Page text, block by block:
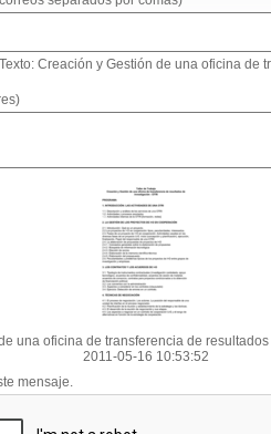
Creación y Gestión de una oficina de
una oficina de transferencia de
2011-05-16 10:53:52
mensaje.